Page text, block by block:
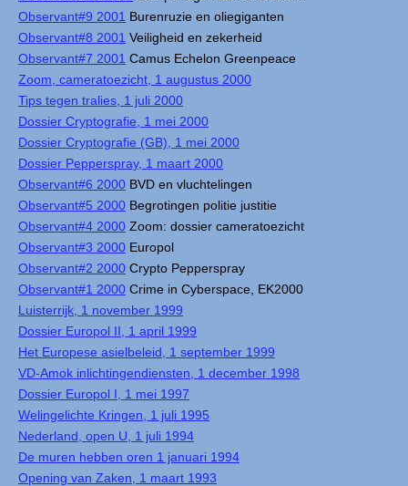
Observant#9 2001 Burenruzie en oliegiganten
Observant#8 2001 Veiligheid en zekerheid
Observant#7 2001 Camus Echelon Greenpeace
Zoom, cameratoezicht, 1 augustus 2000
Tips tegen tralies, 1 juli 2000
Dossier Cryptografie, 1 mei 2000
Dossier Cryptografie (GB), 1 mei 2000
Dossier Pepperspray, 1 maart 2000
Observant#6 2000 BVD en vluchtelingen
Observant#5 2000 Begrotingen politie justitie
Observant#4 2000 Zoom: dossier cameratoezicht
Observant#3 2000 Europol
Observant#2 2000 Crypto Pepperspray
Observant#1 2000 Crime in Cyberspace, EK2000
Luisterrijk, 1 november 1999
Dossier Europol II, 1 april 1999
Het Europese asielbeleid, 1 september 1999
VD-Amok inlichtingendiensten, 1 december 1998
Dossier Europol I, 1 mei 1997
Welingelichte Kringen, 1 juli 1995
Nederland, open U, 1 juli 1994
De muren hebben oren 1 januari 1994
Opening van Zaken, 1 maart 1993